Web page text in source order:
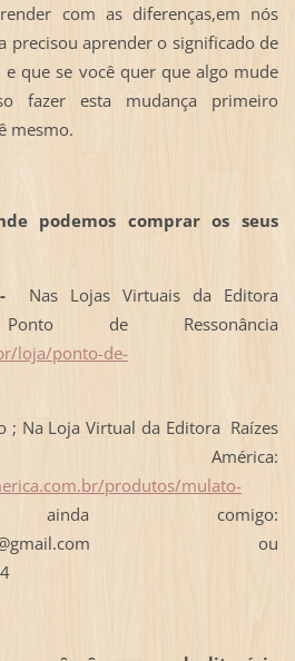
com as diferenças,em nós
precisou aprender o significado de
e que se você quer que algo mude
fazer esta mudança primeiro
mesmo.
podemos comprar os seus
Nas Lojas Virtuais da Editora
de Ressonância
loja/ponto-de-
; Na Loja Virtual da Editora Raízes
produtos/mulato-
comigo:
ou